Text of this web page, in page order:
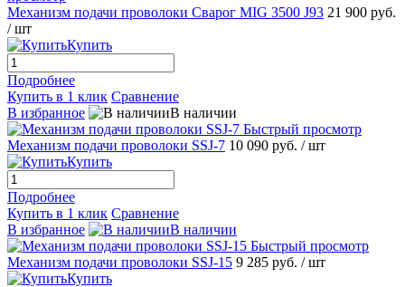
Механизм подачи проволоки Сварог MIG 3500 J93 21 900 руб.
/ шт
Купить
Подробнее
Купить в 1 клик Сравнение
В избранное
В наличии
Быстрый просмотр
Механизм подачи проволоки SSJ-7 10 090 руб. / шт
Купить
Подробнее
Купить в 1 клик Сравнение
В избранное
В наличии
Быстрый просмотр
Механизм подачи проволоки SSJ-15 9 285 руб. / шт
Купить